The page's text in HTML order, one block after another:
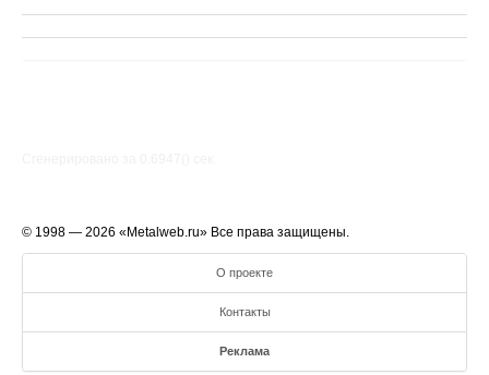
© 1998 — 2026 «Metalweb.ru» Все права защищены.
О проекте
Контакты
Реклама